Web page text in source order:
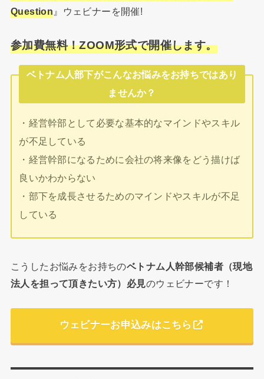
Question 』ウェビナーを開催!
参加費無料！ZOOM形式で開催します。
ベトナム人部下がこんなお悩みをお持ちではあり
ませんか？
・経営幹部として必要な基本的なマインドやスキル
が不足している
・経営幹部になるために会社の将来像をどう描けば
良いかわからない
・部下を成長させるためのマインドやスキルが不足
している
こうしたお悩みをお持ちのベトナム人幹部候補者（現地
法人を担って頂きたい方）必見のウェビナーです！
ウェビナーお申込みはこちら